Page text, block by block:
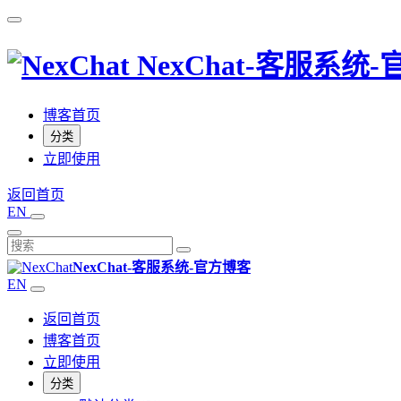
NexChat-客服系统-
博客首页
分类
立即使用
返回首页
EN
NexChat-客服系统-官方博客
EN
返回首页
博客首页
立即使用
分类